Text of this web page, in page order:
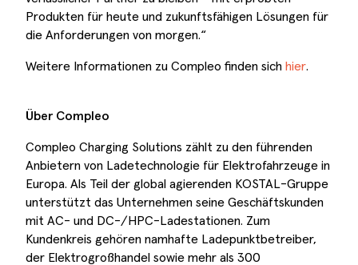
Produkten für heute und zukunftsfähigen Lösungen für
die Anforderungen von morgen.“
Weitere Informationen zu Compleo finden sich hier.
Über Compleo
Compleo Charging Solutions zählt zu den führenden
Anbietern von Ladetechnologie für Elektrofahrzeuge in
Europa. Als Teil der global agierenden KOSTAL-Gruppe
unterstützt das Unternehmen seine Geschäftskunden
mit AC- und DC-/HPC-Ladestationen. Zum
Kundenkreis gehören namhafte Ladepunktbetreiber,
der Elektrogroßhandel sowie mehr als 300